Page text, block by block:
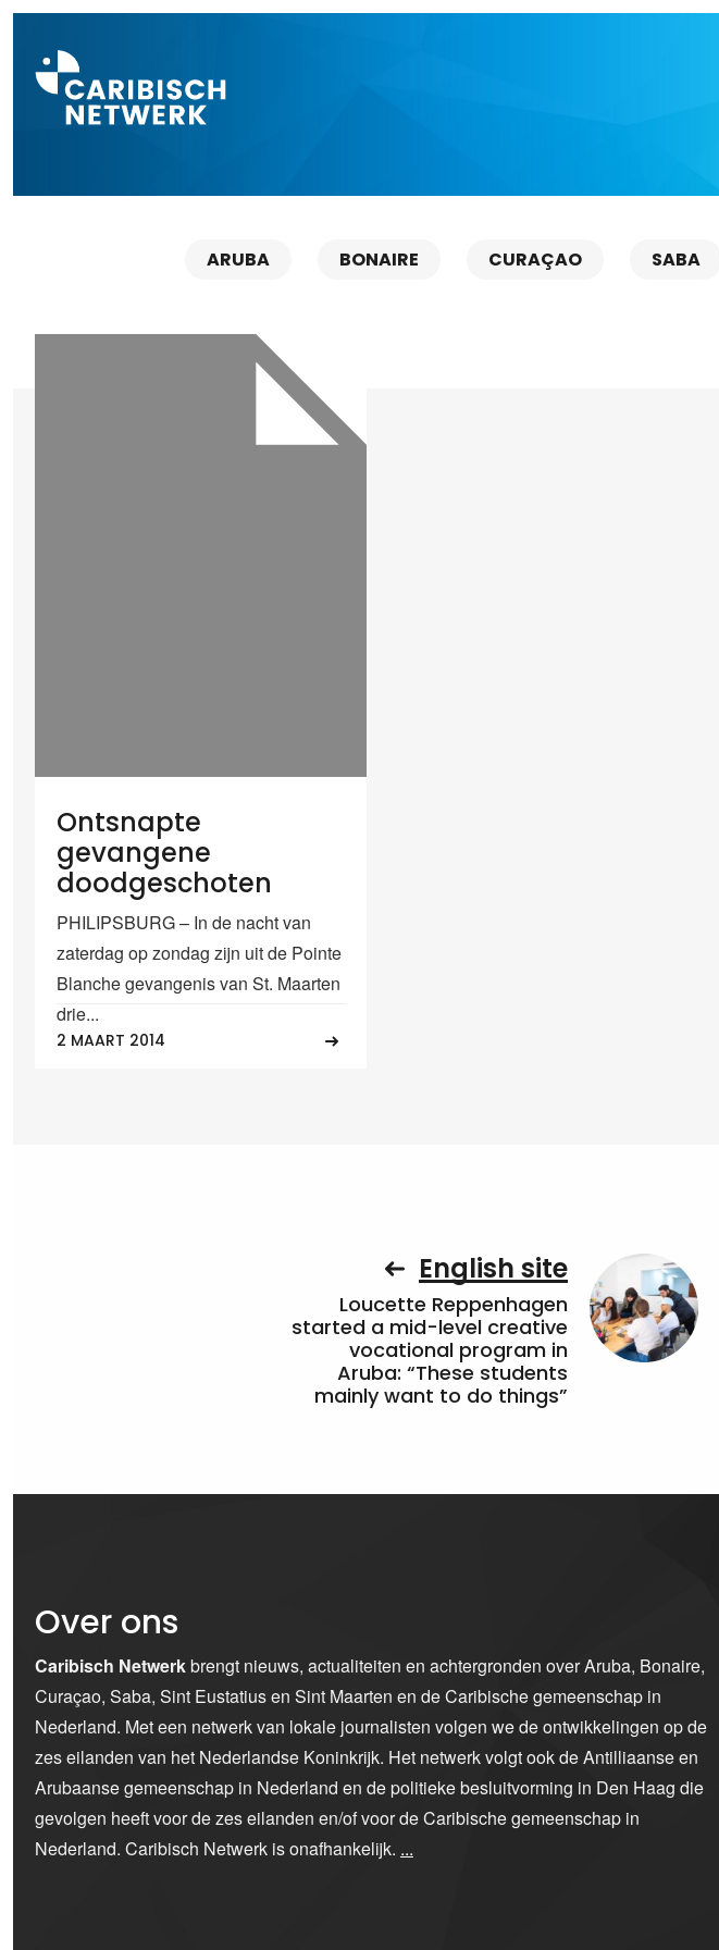
ARUBA BONAIRE CURAÇAO SABA
Ontsnapte
gevangene
doodgeschoten
PHILIPSBURG – In de nacht van
zaterdag op zondag zijn uit de Pointe
Blanche gevangenis van St. Maarten
drie...
2 MAART 2014
English site
Loucette Reppenhagen
started a mid-level creative
vocational program in
Aruba: “These students
mainly want to do things”
Over ons
Caribisch Netwerkbrengt nieuws, actualiteiten en achtergronden over Aruba, Bonaire,
Curaçao, Saba, Sint Eustatius en Sint Maarten en de Caribische gemeenschap in
Nederland. Met een netwerk van lokale journalisten volgen we de ontwikkelingen op de
zes eilanden van het Nederlandse Koninkrijk. Het netwerk volgt ook de Antilliaanse en
Arubaanse gemeenschap in Nederland en de politieke besluitvorming in Den Haag die
gevolgen heeft voor de zes eilanden en/of voor de Caribische gemeenschap in
Nederland. Caribisch Netwerk is onafhankelijk. ...